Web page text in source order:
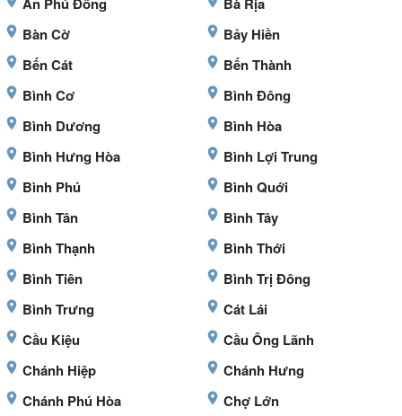
Bàn Cờ
Bảy Hiền
Bến Cát
Bến Thành
Bình Cơ
Bình Đông
Bình Dương
Bình Hòa
Bình Hưng Hòa
Bình Lợi Trung
Bình Phú
Bình Quới
Bình Tân
Bình Tây
Bình Thạnh
Bình Thới
Bình Tiên
Bình Trị Đông
Bình Trưng
Cát Lái
Cầu Kiệu
Cầu Ông Lãnh
Chánh Hiệp
Chánh Hưng
Chánh Phú Hòa
Chợ Lớn